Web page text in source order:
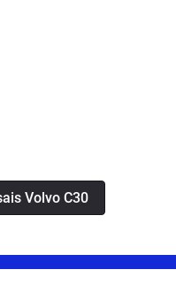
Volvo C30